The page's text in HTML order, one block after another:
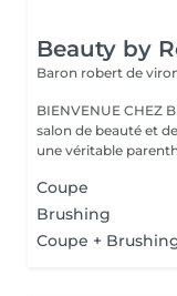
Beauty by
Baron robert de
BIENVENUE CHEZ BEAUTY BY
salon de beauté et
une véritable
Coupe
Brushing
Coupe +